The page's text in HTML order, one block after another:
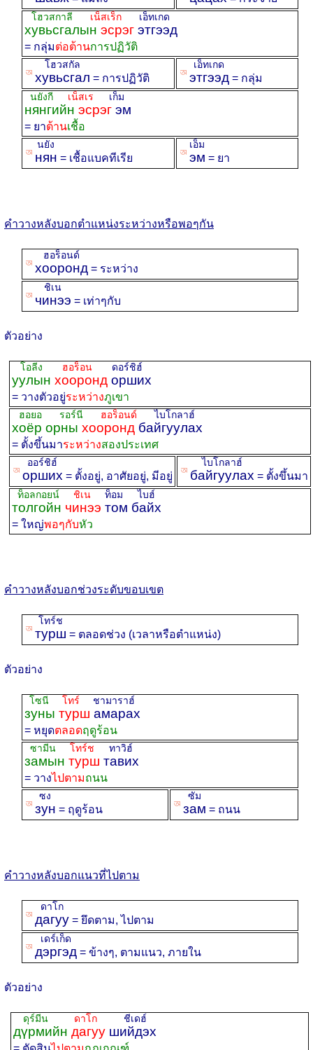
хувьсгалын эсрэгэтгээд
โฮวสกาลี เน็สเร็ก เอ็ทเกด
= กลุ่มต่อต้านการปฏิวัติ
ꡐ хувьсгал
โฮวสกัล
= การปฏิวัติ ꡐ этгээд
เอ็ทเกด
= กลุ่ม
нянгийн эсрэгэм
นยังกี เน็สเร เก็ม
= ยาต้านเชื้อ
ꡐ нян
นยัง
= เชื้อแบคทีเรีย ꡐ эм
เอ็ม
= ยา
คำวางหลังบอกตำแหน่งระหว่างหรือพอๆกัน
ꡐ хооронд
ฮอร็อนด์
= ระหว่าง
ꡐ чинээ
ชิเน
= เท่าๆกับ
ตัวอย่าง
уулын хоорондорших
โอลีง ฮอร็อนดอร์ชิฮ์
= วางตัวอยู่ระหว่างภูเขา
хоёр орны хоорондбайгуулах
ฮอยอ รอร์นี ฮอร็อนด์ ไบโกลาฮ์
= ตั้งขึ้นมาระหว่างสองประเทศ
ꡐ орших
ออร์ชิฮ์
= ตั้งอยู่, อาศัยอยู่, มีอยู่ ꡐ байгуулах
ไบโกลาฮ์
= ตั้งขึ้นมา
толгойн чинээ том байх
ท็อลกอยน์ ชิเนท็อม ไบฮ์
= ใหญ่พอๆกับหัว
คำวางหลังบอกช่วงระดับขอบเขต
ꡐ турш
โทร์ช
= ตลอดช่วง (เวลาหรือตำแหน่ง)
ตัวอย่าง
зуны турш амарах
โซนี โทร์ ชามาราฮ์
= หยุดตลอดฤดูร้อน
замын турш тавих
ซามีน โทร์ช ทาวิฮ์
= วางไปตามถนน
ꡐ зун
ซง
= ฤดูร้อน ꡐ зам
ซัม
= ถนน
คำวางหลังบอกแนวที่ไปตาม
ꡐ дагуу
ดาโก
= ยึดตาม, ไปตาม
ꡐ дэргэд
เดร์เก็ด
= ข้างๆ, ตามแนว, ภายใน
ตัวอย่าง
дүрмийн дагуу шийдэх
ดุร์มีน ดาโก ชีเดฮ์